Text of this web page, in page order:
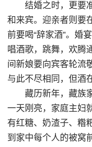
结婚之时，更要准
和来宾。迎亲者则要
前要喝“辞家酒”。婚
唱酒歌，跳舞，欢腾
间新娘要向宾客轮流
与此不尽相同，但酒
藏历新年，藏族家
一天刚亮，家庭主妇
有红糖、奶渣子、糌
到家中每个人的被窝